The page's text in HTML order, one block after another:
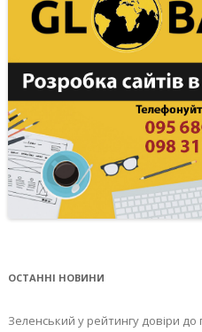
ОСТАННІ НОВИНИ
Зеленський у рейтингу довіри до